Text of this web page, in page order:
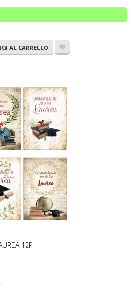
AL CARRELLO
12P